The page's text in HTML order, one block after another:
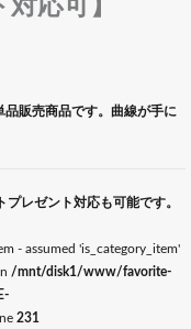
応可】
売商品です。曲線が手に
レゼント対応も可能です。
- assumed 'is_category_item'
/mnt/disk1/www/favorite-
231